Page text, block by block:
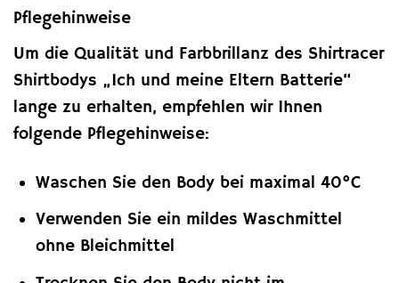
Pflegehinweise
Um die Qualität und Farbbrillanz des Shirtracer
Shirtbodys „Ich und meine Eltern Batterie“
lange zu erhalten, empfehlen wir Ihnen
folgende Pflegehinweise:
Waschen Sie den Body bei maximal 40°C
Verwenden Sie ein mildes Waschmittel
ohne Bleichmittel